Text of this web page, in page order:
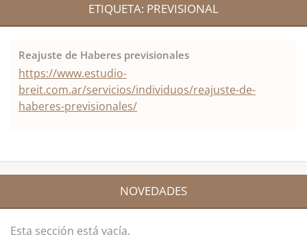
ETIQUETA: PREVISIONAL
Reajuste de Haberes previsionales
https://www.estudio-
breit.com.ar/servicios/individuos/reajuste-de-
haberes-previsionales/
NOVEDADES
Esta sección está vacía.